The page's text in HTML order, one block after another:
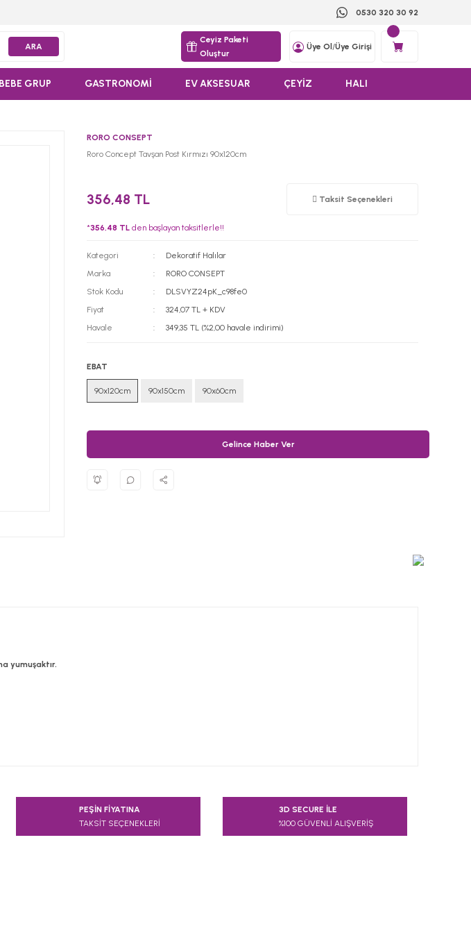
0530 320 30 92
ARA
Ceyiz Paketi
Oluştur
Üye Ol /Üye Girişi
GRUP GASTRONOMİ EV AKSESUAR ÇEYİZ HALI
RORO CONSEPT
Roro Concept Tavşan Post Kırmızı 90x120cm
356,48 TL Taksit Seçenekleri
*356,48 TL den başlayan taksitlerle!!
Kategori
Dekoratif Halılar
Marka
RORO CONSEPT
Stok Kodu
DLSVYZ24pK_c98fe0
Fiyat
324,07 TL + KDV
Havale
349,35 TL (%2,00 havale indirimi)
EBAT
90x120cm 90x150cm 90x60cm
Gelince Haber Ver
yumuşaktır.
noktaları öneri formunu kullanarak tarafımıza iletebilirsiniz.
PEŞİN FİYATINA
TAKSİT SEÇENEKLERİ
3D SECURE İLE
%100 GÜVENLİ ALIŞVERİŞ